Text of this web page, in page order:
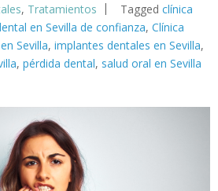
, Tratamientos Tagged clínica
en Sevilla de confianza, Clínica
Sevilla, implantes dentales en Sevilla,
, pérdida dental, salud oral en Sevilla